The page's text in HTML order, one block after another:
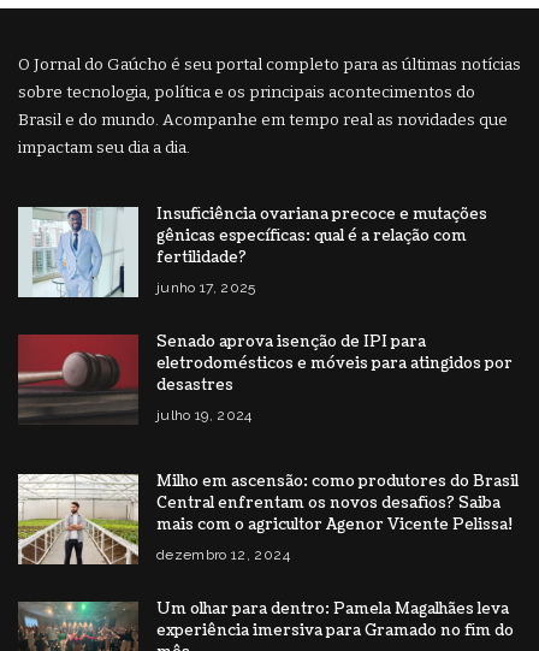
O Jornal do Gaúcho é seu portal completo para as últimas notícias
sobre tecnologia, política e os principais acontecimentos do
Brasil e do mundo. Acompanhe em tempo real as novidades que
impactam seu dia a dia.
Insuficiência ovariana precoce e mutações
gênicas específicas: qual é a relação com
fertilidade?
junho 17, 2025
Senado aprova isenção de IPI para
eletrodomésticos e móveis para atingidos por
desastres
julho 19, 2024
Milho em ascensão: como produtores do Brasil
Central enfrentam os novos desafios? Saiba
mais com o agricultor Agenor Vicente Pelissa!
dezembro 12, 2024
Um olhar para dentro: Pamela Magalhães leva
experiência imersiva para Gramado no fim do